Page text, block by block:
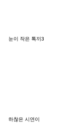
눈이 작은 톡끼3
하찮은 시연이